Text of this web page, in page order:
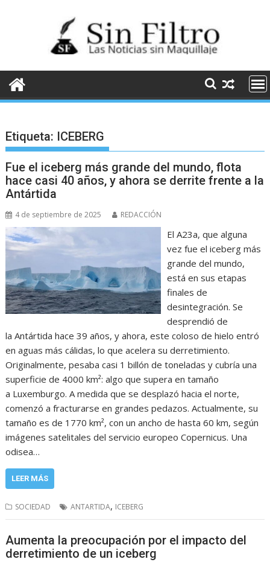
Etiqueta: ICEBERG
Fue el iceberg más grande del mundo, flota
hace casi 40 años, y ahora se derrite frente a la
Antártida
4 de septiembre de 2025 REDACCIÓN
El A23a, que alguna
vez fue el iceberg más
grande del mundo,
está en sus etapas
finales de
desintegración. Se
desprendió de
la Antártida hace 39 años, y ahora, este coloso de hielo entró
en aguas más cálidas, lo que acelera su derretimiento.
Originalmente, pesaba casi 1 billón de toneladas y cubría una
superficie de 4000 km²: algo que supera en tamaño
a Luxemburgo. A medida que se desplazó hacia el norte,
comenzó a fracturarse en grandes pedazos. Actualmente, su
tamaño es de 1770 km², con un ancho de hasta 60 km, según
imágenes satelitales del servicio europeo Copernicus. Una
odisea…
LEER MÁS
SOCIEDAD ANTARTIDA, ICEBERG
Aumenta la preocupación por el impacto del
derretimiento de un iceberg